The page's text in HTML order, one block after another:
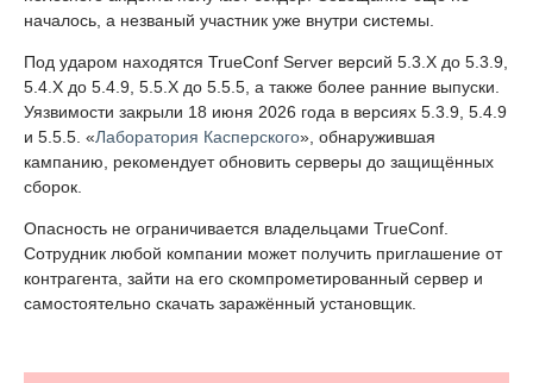
началось, а незваный участник уже внутри системы.
Под ударом находятся TrueConf Server версий 5.3.X до 5.3.9,
5.4.X до 5.4.9, 5.5.X до 5.5.5, а также более ранние выпуски.
Уязвимости закрыли 18 июня 2026 года в версиях 5.3.9, 5.4.9
и 5.5.5. «Лаборатория Касперского», обнаружившая
кампанию, рекомендует обновить серверы до защищённых
сборок.
Опасность не ограничивается владельцами TrueConf.
Сотрудник любой компании может получить приглашение от
контрагента, зайти на его скомпрометированный сервер и
самостоятельно скачать заражённый установщик.